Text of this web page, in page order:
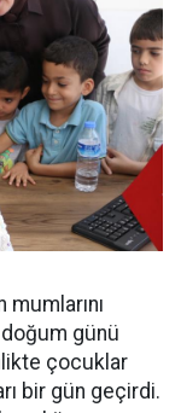
günü
çocuklar
bir gün geçirdi.